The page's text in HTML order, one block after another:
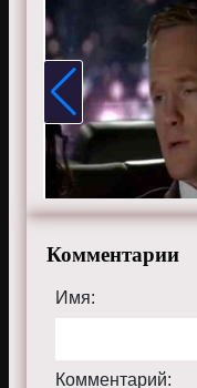
Комментарии
Имя:
Комментарий: